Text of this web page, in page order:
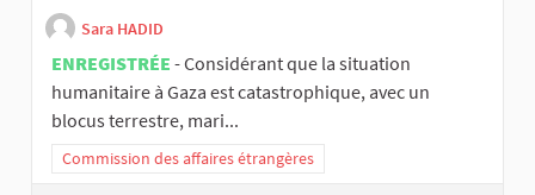
Sara HADID
ENREGISTRÉE - Considérant que la situation
humanitaire à Gaza est catastrophique, avec un
blocus terrestre, mari...
Commission des affaires étrangères